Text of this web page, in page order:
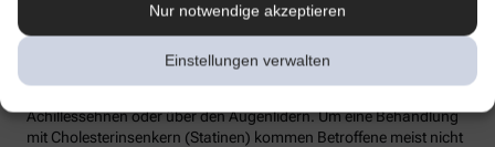
Nur notwendige akzeptieren
Einstellungen verwalten
Hypercholesterinämie kommt bei etwa einer von 300 Personen
vor. Sind in der Familie Fälle von frühen Herzinfarkten, Stents oder
Bypass-Operationen bekannt, sollte man sein Cholesterin
dringend überprüfen lassen. Anzeichen können auch gelbliche
Achillessehnen oder über den Augenlidern. Um eine Behandlung
mit Cholesterinsenkern (Statinen) kommen Betroffene meist nicht